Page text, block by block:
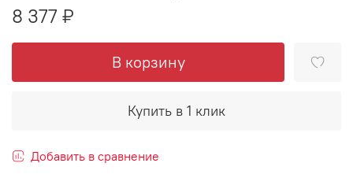
8 377 ₽
В корзину
Купить в 1 клик
Добавить в сравнение